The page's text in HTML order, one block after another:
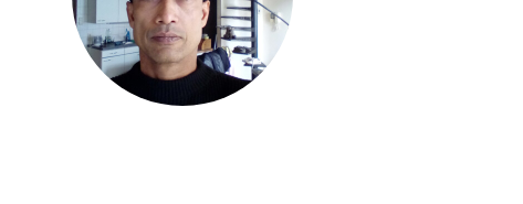
Wanneer moet ik beginnen zoeken naar
Alle veelgestelde vragen